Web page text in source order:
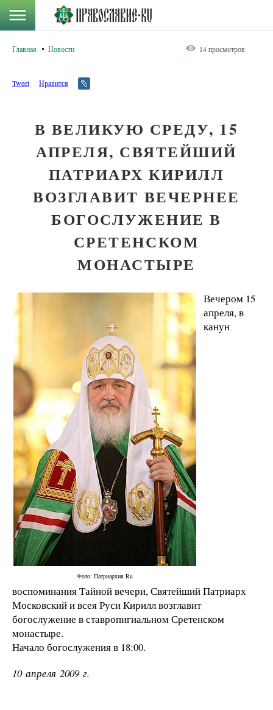
Главная Новости 14 просмотров
Tweet Нравится
В ВЕЛИКУЮ СРЕДУ, 15
АПРЕЛЯ, СВЯТЕЙШИЙ
ПАТРИАРХ КИРИЛЛ
ВОЗГЛАВИТ ВЕЧЕРНЕЕ
БОГОСЛУЖЕНИЕ В
СРЕТЕНСКОМ
МОНАСТЫРЕ
Фото: Патриархия.Ru
Вечером 15
апреля, в
канун
воспоминания Тайной вечери, Святейший Патриарх
Московский и всея Руси Кирилл возглавит
богослужение в ставропигиальном Сретенском
монастыре.
Начало богослужения в 18:00.
10 апреля 2009 г.